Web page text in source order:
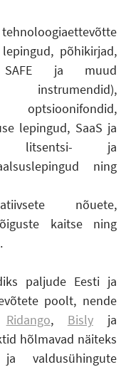
põhikirjad,
SAFE ja muud
lepingud, SaaS ja
litsentsi- ja
ning
nõuete,
kaitse ning
paljude Eesti ja
poolt, nende
Ridango, Bislyja
hõlmavad näiteks
valdusühingute